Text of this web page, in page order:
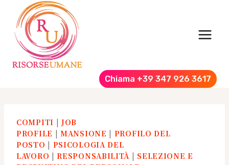
Salta
contenuto
Chiama +39 347 926 3617
COMPITI |JOB
PROFILE |MANSIONE | PROFILO DEL
POSTO | PSICOLOGIA DEL
LAVORO |RESPONSABILITÀ | SELEZIONE E